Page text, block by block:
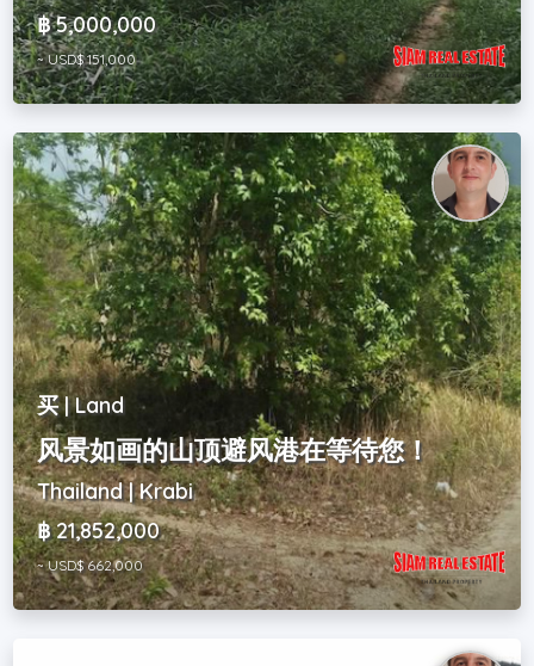
฿ 5,000,000
~ USD$ 151,000
买 | Land
风景如画的山顶避风港在等待您！
Thailand | Krabi
฿ 21,852,000
~ USD$ 662,000